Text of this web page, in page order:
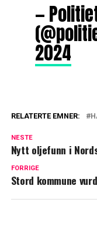
—
2024
RELATERTE EMNER:
NESTE
Nytt oljefunn i
FORRIGE
Stord kommune